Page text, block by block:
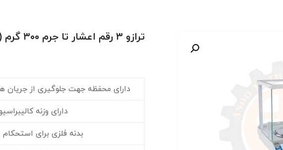
ترازو ۳ رقم اعشار تا جرم ۳۰۰ گرم (DLS-۱۰۰-۵)
دارای محفظه جهت جلوگیری از جریان
دارای وزنه
بدنه فلزی برای